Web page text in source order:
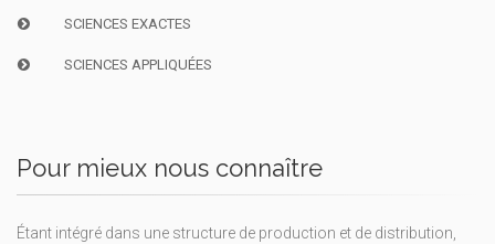
SCIENCES EXACTES
SCIENCES APPLIQUÉES
Pour mieux nous connaître
Étant intégré dans une structure de production et de distribution,